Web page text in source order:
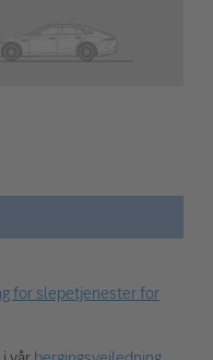
for slepetjenester for